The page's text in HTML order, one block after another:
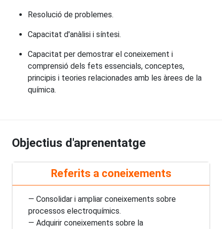
Resolució de problemes.
Capacitat d'anàlisi i síntesi.
Capacitat per demostrar el coneixement i
comprensió dels fets essencials, conceptes,
principis i teories relacionades amb les àrees de la
química.
Objectius d'aprenentatge
Referits a coneixements
— Consolidar i ampliar coneixements sobre
processos electroquímics.
— Adquirir coneixements sobre la